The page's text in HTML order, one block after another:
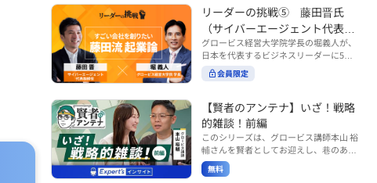
す。 本コースでは、基礎的なコーチング
の考え方を押さえたうえで、実際の職場
で起こりがちな事例をもとに、相手の思
考と行動を引き出す関わり方を学びま
す。 また、代表的なコーチングのフレー
ムワークである「GROWモデル」を取り
の主体性を引き出していくのかを、わか
りやすく解説します。 メンバーとの対話
を、成長を促す機会へと変えていく。そ
の第一歩としておすすめのコースです。
コース内で紹介している「傾聴力」を深
めたい方は、こちらも合わせてご覧くだ
さい。 ・傾聴力 ~リーダーのための聴く
バックオフィス」では、人事・総務・労
務・経理・情報システムなどのバックオ
フィス領域において、定型業務の自動化
や効率化といった現場レベルのAI活用だ
けでなく、いかにして経営や戦略に貢献
する存在へと進化していくのかについて
考えを深め、学んでいきます。 ■こんな
理・情シスなど、バックオフィス部門を
率いるリーダー・マネージャーの方 ・バ
ックオフィス業務へのAI活用やDX推進を
担っている方 ・AI時代におけるバックオ
フィスの役割や戦略のあり方を考えたい
方 ■AIシフトシリーズとは？ 『AI BUSI
リーダーの挑戦⑤ 藤田晋氏
（サイバーエージェント代表取
締役）
グロービス経営大学院学長の堀義人が、
日本を代表するビジネスリーダーに5つ
の質問（能力開発／挑戦／試練／仲間／
志）を投げかけ、その人生哲学を解き明
ーエージェント代表取締役の藤田晋氏。
起業の理由、経営をどうやって学んだ
か、アメーバブログ・ABEMAの立ち上
げ、経営チームづくりについてなど聞い
ていきます。（肩書きは2020年12月11
日撮影当時のもの） 藤田 晋 サイバー
会員限定
【賢者のアンテナ】いざ！戦略
的雑談！前編
このシリーズは、グロービス講師本山 裕
輔さんを賢者としてお迎えし、巷のあり
とあらゆるものを独自の視点で紐解き、
皆様の学びの意欲を刺激するコンテンツ
無料